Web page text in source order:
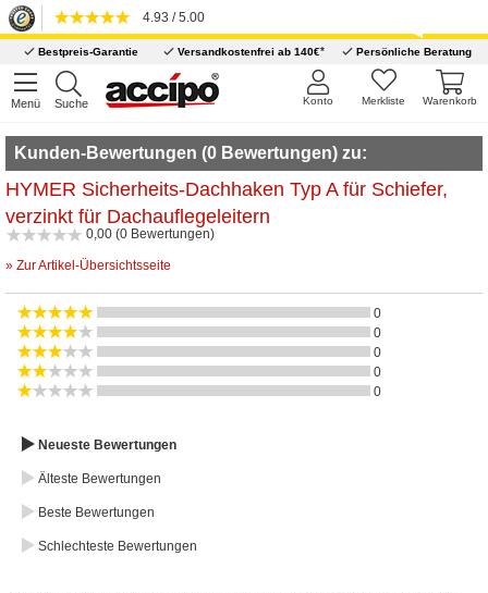
4.93 / 5.00
Bestpreis-Garantie Versandkostenfrei ab 140€* Persönliche Beratung
Menü Suche Warenkorb
Merkliste
Konto
Kunden-Bewertungen (0 Bewertungen) zu:
HYMER Sicherheits-Dachhaken Typ A für Schiefer,
verzinkt für Dachauflegeleitern
0,00 (0 Bewertungen)
» Zur Artikel-Übersichtsseite
0
0
0
0
0
Neueste Bewertungen
Älteste Bewertungen
Beste Bewertungen
Schlechteste Bewertungen